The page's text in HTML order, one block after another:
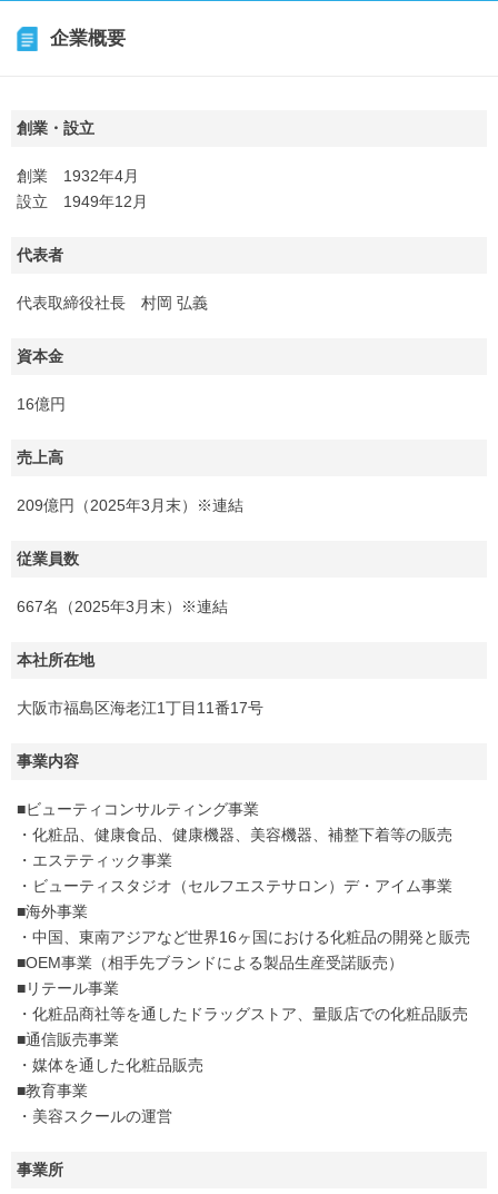
企業概要
創業・設立
創業 1932年4月
設立 1949年12月
代表者
代表取締役社長 村岡 弘義
資本金
16億円
売上高
209億円（2025年3月末）※連結
従業員数
667名（2025年3月末）※連結
本社所在地
大阪市福島区海老江1丁目11番17号
事業内容
■ビューティコンサルティング事業
・化粧品、健康食品、健康機器、美容機器、補整下着等の販売
・エステティック事業
・ビューティスタジオ（セルフエステサロン）デ・アイム事業
■海外事業
・中国、東南アジアなど世界16ヶ国における化粧品の開発と販売
■OEM事業（相手先ブランドによる製品生産受諾販売）
■リテール事業
・化粧品商社等を通したドラッグストア、量販店での化粧品販売
■通信販売事業
・媒体を通した化粧品販売
■教育事業
・美容スクールの運営
事業所